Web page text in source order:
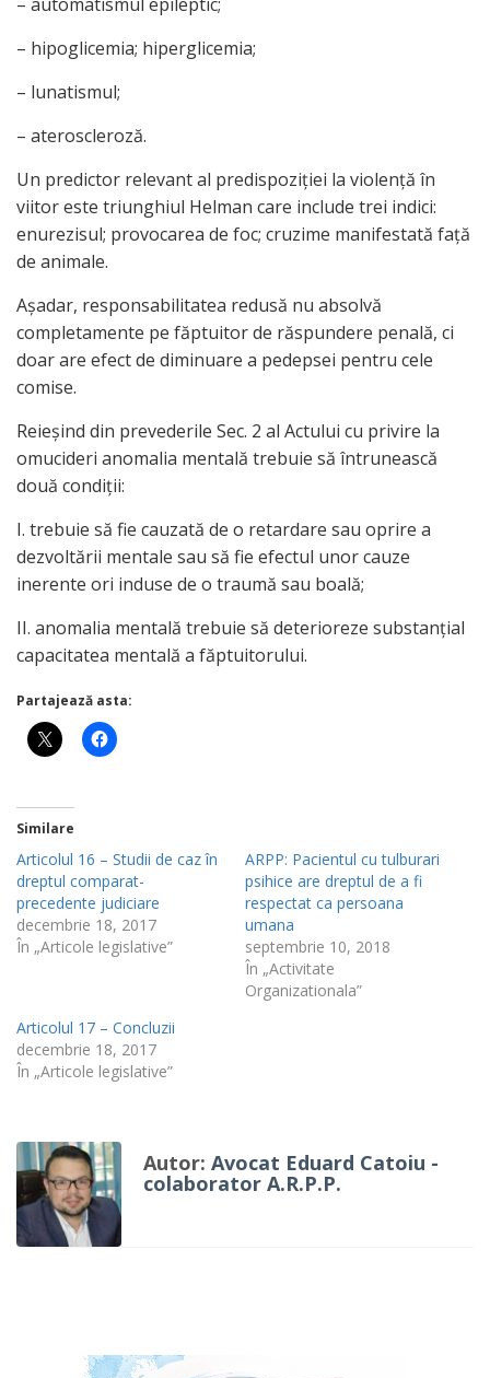
– hipoglicemia; hiperglicemia;
– lunatismul;
– ateroscleroză.
Un predictor relevant al predispoziţiei la violenţă în
viitor este triunghiul Helman care include trei indici:
enurezisul; provocarea de foc; cruzime manifestată faţă
de animale.
Aşadar, responsabilitatea redusă nu absolvă
completamente pe făptuitor de răspundere penală, ci
doar are efect de diminuare a pedepsei pentru cele
comise.
Reieşind din prevederile Sec. 2 al Actului cu privire la
omucideri anomalia mentală trebuie să întrunească
două condiţii:
I. trebuie să fie cauzată de o retardare sau oprire a
dezvoltării mentale sau să fie efectul unor cauze
inerente ori induse de o traumă sau boală;
II. anomalia mentală trebuie să deterioreze substanţial
capacitatea mentală a făptuitorului.
Partajează asta:
Similare
Articolul 16 – Studii de caz în
dreptul comparat-
precedente judiciare
decembrie 18, 2017
În „Articole legislative”
ARPP: Pacientul cu tulburari
psihice are dreptul de a fi
respectat ca persoana
umana
septembrie 10, 2018
În „Activitate
Organizationala”
Articolul 17 – Concluzii
decembrie 18, 2017
În „Articole legislative”
Autor: Avocat Eduard Catoiu -
colaborator A.R.P.P.